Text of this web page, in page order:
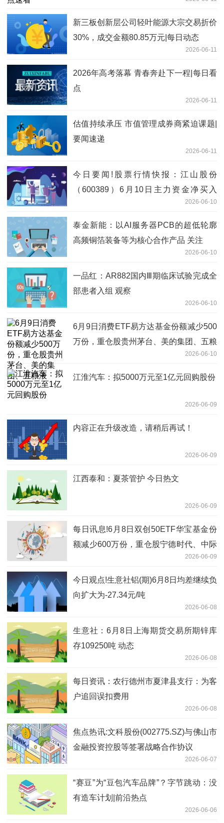
新三板创新层公司轻叶能源大宗交易折价
30%，成交金额80.85万元|每日动态
2026-06-11
2026年高考落幕 青春奔赴下一程|每日看
点
2026-06-11
估值持续承压 市值管理成券商紧迫课题|
要闻速递
2026-06-11
今日要闻!股票行情快报：江山股份
（600389）6月10日主力资金净买入
2026-06-10
泰金新能：以AI服务器PCB的超低轮廓
高频铜箔装备等为核心合作产品 关注
2026-06-10
一品红：AR882国内Ⅲ期临床试验完成全
部患者入组 观察
2026-06-10
6月9日消费ETF易方达基金份额减少500
万份，重仓股贵州茅台、美的集团、五粮
2026-06-10
江淮汽车：拟5000万元至1亿元回购股份
2026-06-09
内容正在升级改造，请稍后再试！
2026-06-09
江西泰和：夏茶管护 今日热文
2026-06-09
每日讯息!6月8日双创50ETF华宝基金份
额减少600万份，重仓股宁德时代、中际
2026-06-09
今日观点!生意社铝(期)6月8日均差继续负
向扩大为-27.34元/吨
2026-06-08
生意社：6月8日上海期货交易所期锌库
存109250吨 动态
2026-06-08
每日资讯：农行德州市夏津县支行：为客
户追回误扣费用
2026-06-08
焦点热讯:文科股份(002775.SZ)与佛山市
金融投资控股等签署战略合作协议
2026-06-07
“赛豆”为“豆包汽车品牌”？字节跳动：没
有造车计划|前沿热点
2026-06-06